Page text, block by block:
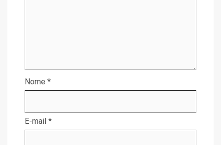
Nome *
E-mail *